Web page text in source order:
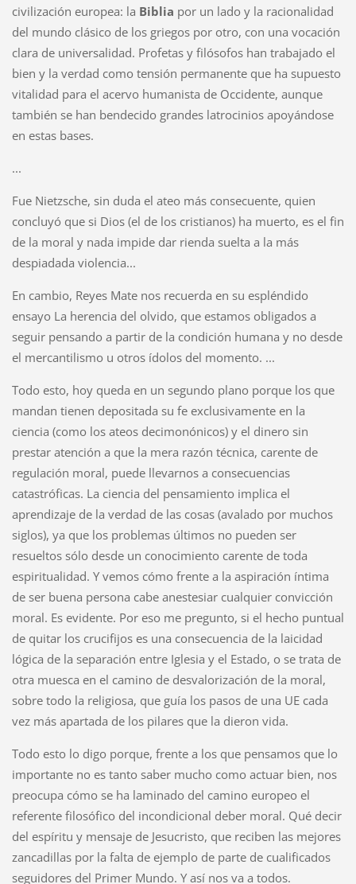
civilización europea: la Biblia por un lado y la racionalidad
del mundo clásico de los griegos por otro, con una vocación
clara de universalidad. Profetas y filósofos han trabajado el
bien y la verdad como tensión permanente que ha supuesto
vitalidad para el acervo humanista de Occidente, aunque
también se han bendecido grandes latrocinios apoyándose
en estas bases.
...
Fue Nietzsche, sin duda el ateo más consecuente, quien
concluyó que si Dios (el de los cristianos) ha muerto, es el fin
de la moral y nada impide dar rienda suelta a la más
despiadada violencia...
En cambio, Reyes Mate nos recuerda en su espléndido
ensayo La herencia del olvido, que estamos obligados a
seguir pensando a partir de la condición humana y no desde
el mercantilismo u otros ídolos del momento. ...
Todo esto, hoy queda en un segundo plano porque los que
mandan tienen depositada su fe exclusivamente en la
ciencia (como los ateos decimonónicos) y el dinero sin
prestar atención a que la mera razón técnica, carente de
regulación moral, puede llevarnos a consecuencias
catastróficas. La ciencia del pensamiento implica el
aprendizaje de la verdad de las cosas (avalado por muchos
siglos), ya que los problemas últimos no pueden ser
resueltos sólo desde un conocimiento carente de toda
espiritualidad. Y vemos cómo frente a la aspiración íntima
de ser buena persona cabe anestesiar cualquier convicción
moral. Es evidente. Por eso me pregunto, si el hecho puntual
de quitar los crucifijos es una consecuencia de la laicidad
lógica de la separación entre Iglesia y el Estado, o se trata de
otra muesca en el camino de desvalorización de la moral,
sobre todo la religiosa, que guía los pasos de una UE cada
vez más apartada de los pilares que la dieron vida.
Todo esto lo digo porque, frente a los que pensamos que lo
importante no es tanto saber mucho como actuar bien, nos
preocupa cómo se ha laminado del camino europeo el
referente filosófico del incondicional deber moral. Qué decir
del espíritu y mensaje de Jesucristo, que reciben las mejores
zancadillas por la falta de ejemplo de parte de cualificados
seguidores del Primer Mundo. Y así nos va a todos.